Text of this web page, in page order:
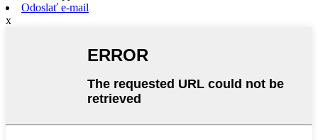
Odoslať e-mail
x